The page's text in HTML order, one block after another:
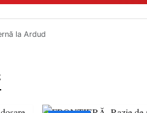
la Ardud